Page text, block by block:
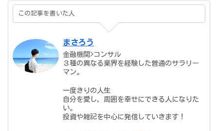
この記事を書いた人
まさろう
金融機関>コンサル
３種の異なる業界を経験した普通のサラリー
マン。
一度きりの人生
自分を愛し、周囲を幸せにできる人になりた
い。
投資や雑記を中心に発信していきます！